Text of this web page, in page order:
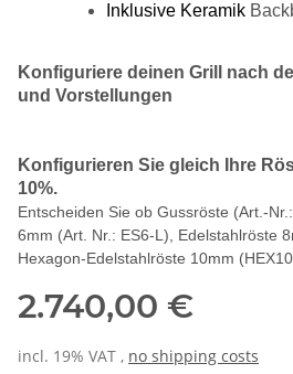
Inklusive Keramik
Konfiguriere deinen Grill nach
und Vorstellungen
Konfigurieren Sie gleich Ihre
10%.
Entscheiden Sie ob Gussröste (Art.-
6mm (Art. Nr.: ES6-L), Edelstahlröste
Hexagon-Edelstahlröste 10mm
2.740,00 €
incl. 19% VAT , no shipping costs